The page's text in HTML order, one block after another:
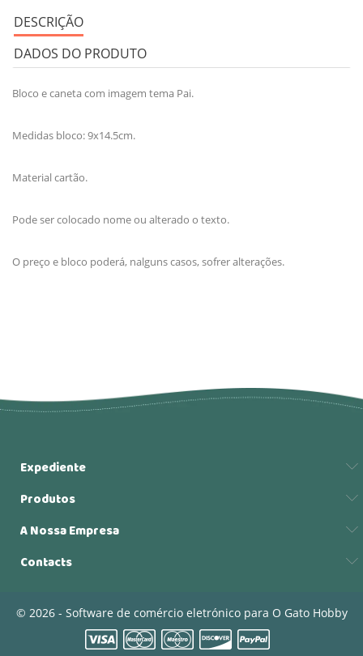
DESCRIÇÃO
DADOS DO PRODUTO
Bloco e caneta com imagem tema Pai.
Medidas bloco: 9x14.5cm.
Material cartão.
Pode ser colocado nome ou alterado o texto.
O preço e bloco poderá, nalguns casos, sofrer alterações.
Expediente
Produtos
A Nossa Empresa
Contacts
© 2026 - Software de comércio eletrónico para O Gato Hobby